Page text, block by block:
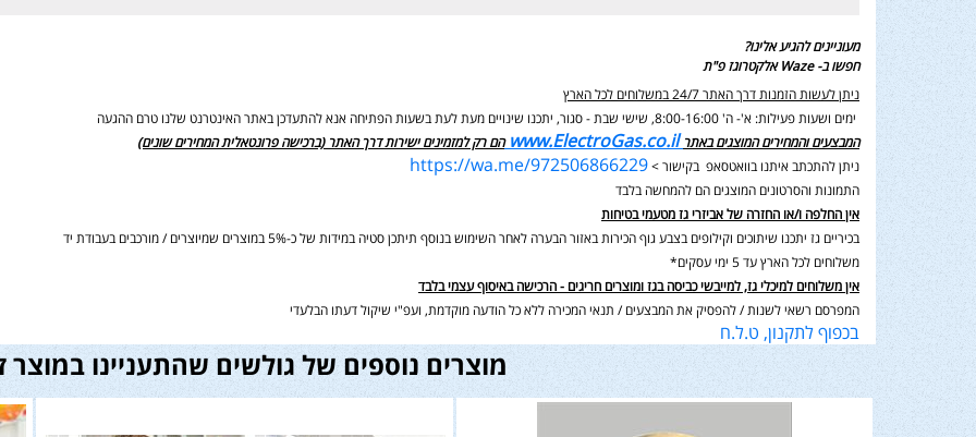
מעוניינים להגיע אלינו?
חפשו ב- Waze אלקטרוגז פ"ת
ניתן לעשות הזמנות דרך האתר 24/7 במשלוחים לכל הארץ
ימים ושעות פעילות: א'- ה' 8:00-16:00, שישי שבת - סגור,
יתכנו שינויים מעת לעת בשעות הפתיחה אנא להתעדכן באתר האינטרנט שלנו טרם ההגעה
המבצעים והמחירים המוצגים באתר www.ElectroGas.co.il הם רק למזמינים ישירות דרך האתר (ברכישה פרונטאלית המחירים שונים)
ניתן להתכתב איתנו בוואטסאפ בקישור >https://wa.me/972506866229
התמונות והסרטונים המוצגים הם להמחשה בלבד
אין החלפה ו/או החזרה של אביזרי גז מטעמי בטיחות
בכיריים גז יתכנו שיתוכים וקילופים בצבע גוף הכירות באזור הבערה לאחר השימוש בנוסף תיתכן סטיה במידות של כ-5% במוצרים שמיוצרים / מורכבים בעבודת יד
משלוחים לכל הארץ עד 5 ימי עסקים*
אין משלוחים למיכלי גז, למייבשי כביסה בגז ומוצרים חריגים - הרכישה באיסוף עצמי בלבד
המפרסם רשאי לשנות / להפסיק את המבצעים / תנאי המכירה ללא כל הודעה מוקדמת, ועפ"י שיקול דעתו הבלעדי
בכפוף לתקנון, ט.ל.ח
מוצרים נוספים של גולשים שהתעניינו במוצר